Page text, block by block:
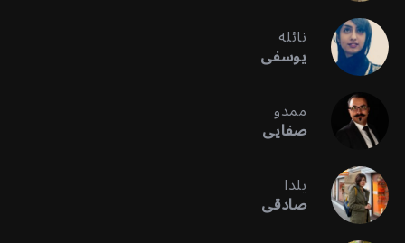
نائله
یوسفی
ممدو
صفایی
یلدا
صادقی